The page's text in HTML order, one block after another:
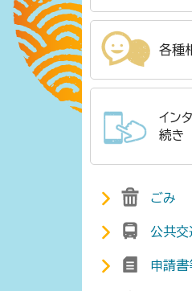
各種
イン
続き
ごみ
公共交
申請書